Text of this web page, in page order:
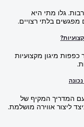
גלו מתי היא
בלתי רצויים.
מיגון מקצועיות
עם המדריך המקיף של